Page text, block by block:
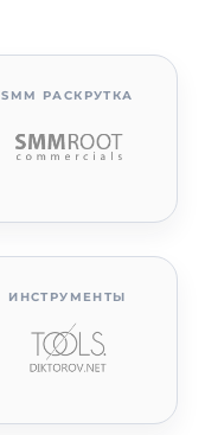
SMM РАСКРУТКА
ИНСТРУМЕНТЫ